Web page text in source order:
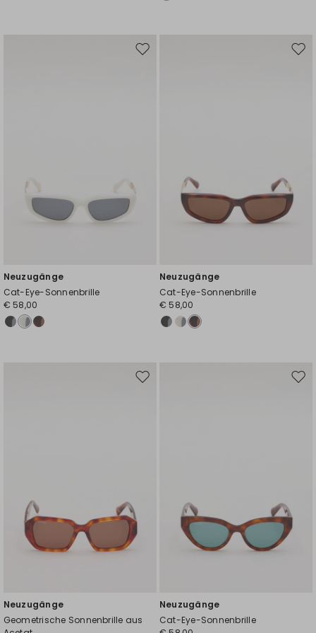
Auf
Neuzugänge
Cat-Eye-Sonnenbrille
€ 58,00
Auf
Neuzugänge
Cat-Eye-Sonnenbrille
€ 58,00
Auf
Neuzugänge
Geometrische Sonnenbrille aus
Auf
Neuzugänge
Cat-Eye-Sonnenbrille